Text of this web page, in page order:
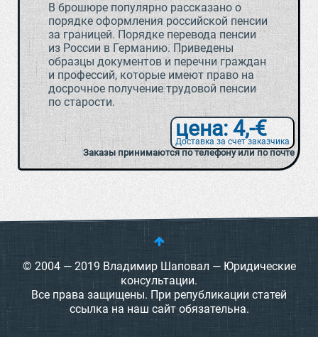
В брошюре популярно рассказано о
порядке оформления российской пенсии
за границей. Порядке перевода пенсии
из России в Германию. Приведены
образцы документов и перечни граждан
и профессий, которые имеют право на
досрочное получение трудовой пенсии
по старости.
цена: 4,-€
Доставка за счет заказчика
Заказы принимаются по телефону или по почте
© 2004 — 2019 Владимир Шаповал — Юридические
консультации.
Все права защищены. При републикации статей
ссылка на наш сайт обязательна.